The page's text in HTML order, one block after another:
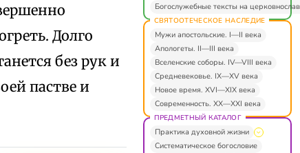
Долго
без рук и
пастве и
Богослужебные тексты на
СВЯТООТЕЧЕСКОЕ НАСЛЕДИЕ
Мужи апостольские. I—II века
Апологеты. II—III века
Вселенские соборы. IV—VIII века
Средневековье. IX—XV века
Новое время. XVI—XIX века
Современность. XX—XXI века
ПРЕДМЕТНЫЙ КАТАЛОГ
Практика духовной жизни
Систематическое богословие